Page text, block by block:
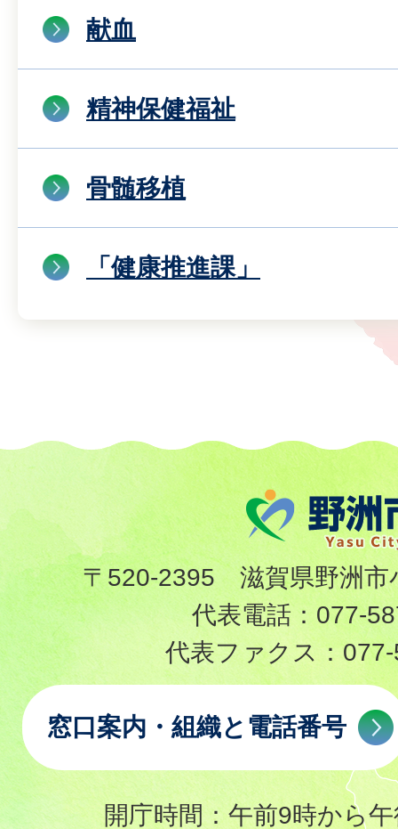
献血
精神保健福祉
骨髄移植
「健康推進課」
〒520-2395 滋賀県野洲市
代表電話： 077-
代表ファクス：
窓口案内・組織と電話番号
開庁時間：午前9時から